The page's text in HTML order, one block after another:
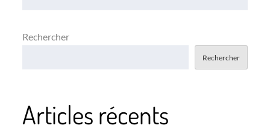
Rechercher
Rechercher
Articles récents